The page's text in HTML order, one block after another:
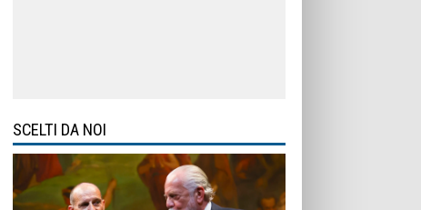
SCELTI DA NOI